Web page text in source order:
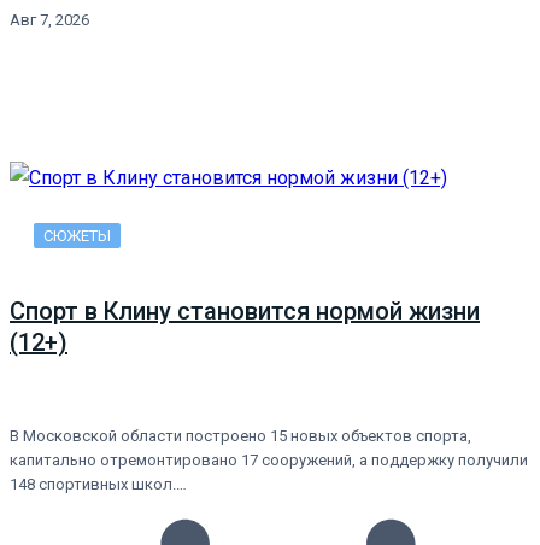
Авг 7, 2026
СЮЖЕТЫ
Спорт в Клину становится нормой жизни
(12+)
В Московской области построено 15 новых объектов спорта,
капитально отремонтировано 17 сооружений, а поддержку получили
148 спортивных школ.…